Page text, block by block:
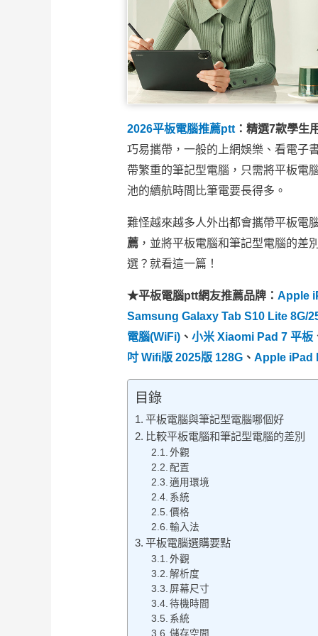
2026平板電腦推薦ptt：精選7款學生
巧易攜帶，一般的上網娛樂、看電子
帶繁重的筆記型電腦，只需將平板電
池的續航時間比筆電要長得多。
難怪越來越多人外出都會攜帶平板電
薦，並將平板電腦和筆記型電腦的差
選？就看這一篇！
★平板電腦ptt網友推薦品牌： Apple
Samsung Galaxy Tab S10 Lite 8G/
電腦(WiFi)、 小米 Xiaomi Pad 7 平板
吋 Wifi版 2025版 128G、 Apple iPad
目錄
平板電腦與筆記型電腦哪個好
比較平板電腦和筆記型電腦的差別
外觀
配置
適用環境
系統
價格
輸入法
平板電腦選購要點
外觀
解析度
屏幕尺寸
待機時間
系統
儲存空間